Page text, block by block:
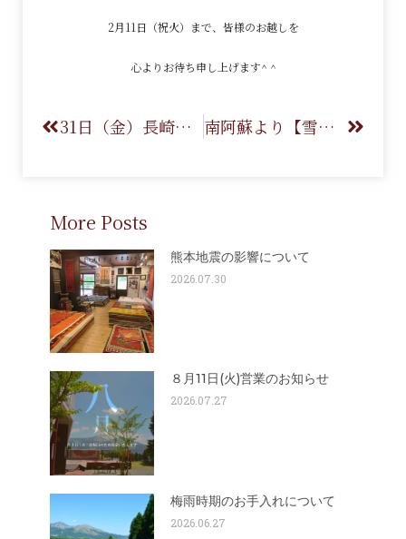
2月11日（祝火）まで、皆様のお越しを
心よりお待ち申し上げます^ ^
31日（金）長崎空港ギャッベ展スタート！ 南阿蘇より【雪の日の営業について】
More Posts
熊本地震の影響について
2026.07.30
８月11日(火)営業のお知らせ
2026.07.27
梅雨時期のお手入れについて
2026.06.27